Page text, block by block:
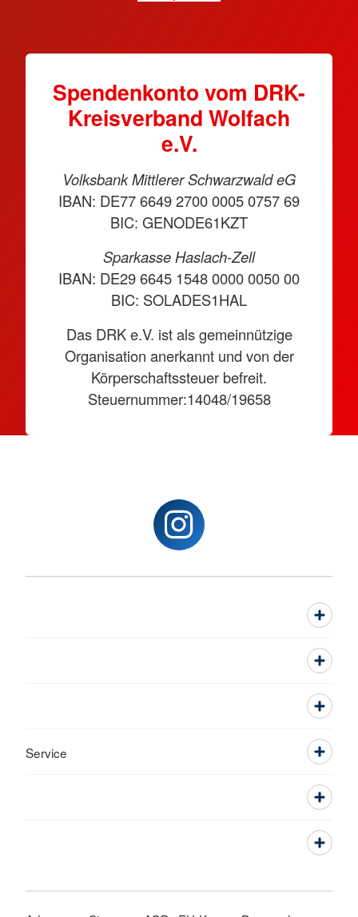
Spendenkonto vom DRK-
Kreisverband Wolfach
e.V.
Volksbank Mittlerer Schwarzwald eG
IBAN: DE77 6649 2700 0005 0757 69
BIC: GENODE61KZT
Sparkasse Haslach-Zell
IBAN: DE29 6645 1548 0000 0050 00
BIC: SOLADES1HAL
Das DRK e.V. ist als gemeinnützige
Organisation anerkannt und von der
Körperschaftssteuer befreit.
Steuernummer:14048/19658
Service